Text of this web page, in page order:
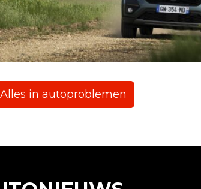
in autoproblemen